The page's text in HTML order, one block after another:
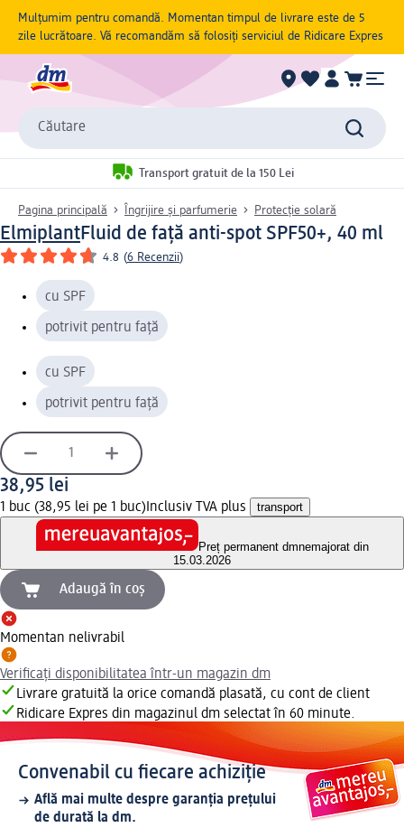
Mulțumim pentru comandă. Momentan timpul de livrare este de 5
zile lucrătoare. Vă recomandăm să folosiți serviciul de Ridicare Expres
Căutare
Transport gratuit de la 150 Lei
Pagina principală Îngrijire și parfumerie Protecție solară
ElmiplantFluid de față anti-spot SPF50+, 40 ml
4.8 (6 Recenzii)
cu SPF
potrivit pentru față
cu SPF
potrivit pentru față
38,95 lei
1 buc (38,95 lei pe 1 buc) Inclusiv TVA plus transport
Preț permanent dmnemajorat din
15.03.2026
Adaugă în coș
Momentan nelivrabil
Verificați disponibilitatea într-un magazin dm
Livrare gratuită la orice comandă plasată, cu cont de client
Ridicare Expres din magazinul dm selectat în 60 minute.
Convenabil cu fiecare achiziție
Află mai multe despre garanția prețului
de durată la dm.